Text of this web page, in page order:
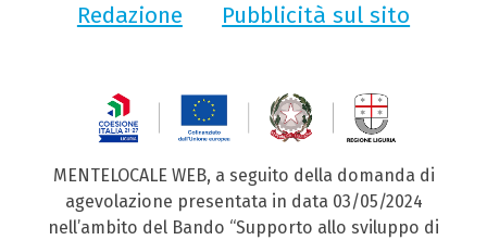
Redazione
Pubblicità sul sito
MENTELOCALE WEB, a seguito della domanda di
agevolazione presentata in data 03/05/2024
nell’ambito del Bando “Supporto allo sviluppo di